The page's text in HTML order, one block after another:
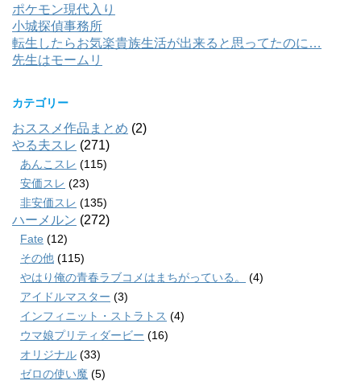
ポケモン現代入り
小城探偵事務所
転生したらお気楽貴族生活が出来ると思ってたのに…
先生はモームリ
カテゴリー
おススメ作品まとめ (2)
やる夫スレ (271)
あんこスレ (115)
安価スレ (23)
非安価スレ (135)
ハーメルン (272)
Fate (12)
その他 (115)
やはり俺の青春ラブコメはまちがっている。
(4)
アイドルマスター (3)
インフィニット・ストラトス (4)
ウマ娘プリティダービー (16)
オリジナル (33)
ゼロの使い魔 (5)